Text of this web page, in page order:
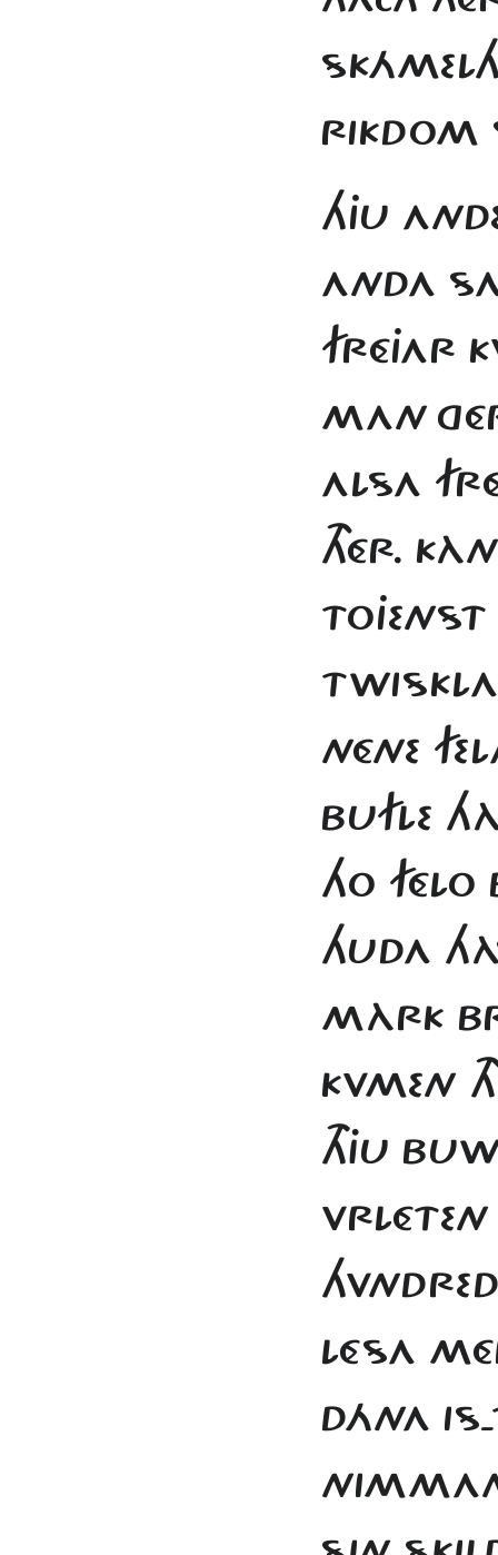
RIKDOM
HJU
ANDA
FRÉJAR
MAN
ALSA
THÉR.
NÉNE
BUFLE
HO
HUDA
MÀRK
KVMEN
THJU
LÉSA
DÁNA IS-